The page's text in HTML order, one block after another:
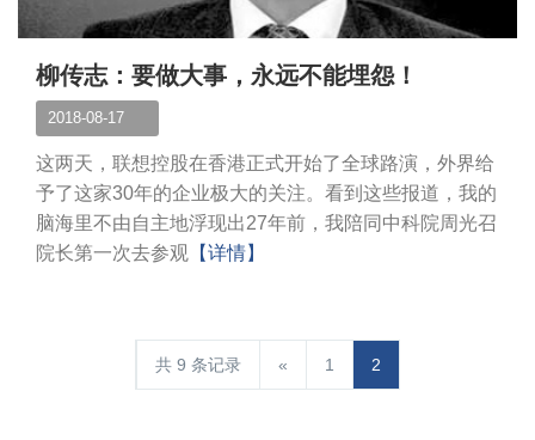
柳传志：要做大事，永远不能埋怨！
2018-08-17
这两天，联想控股在香港正式开始了全球路演，外界给
予了这家30年的企业极大的关注。看到这些报道，我的
脑海里不由自主地浮现出27年前，我陪同中科院周光召
院长第一次去参观 【详情】
共 9 条记录 « 1 2